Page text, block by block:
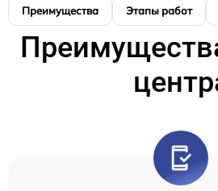
Преимущества Этапы работ